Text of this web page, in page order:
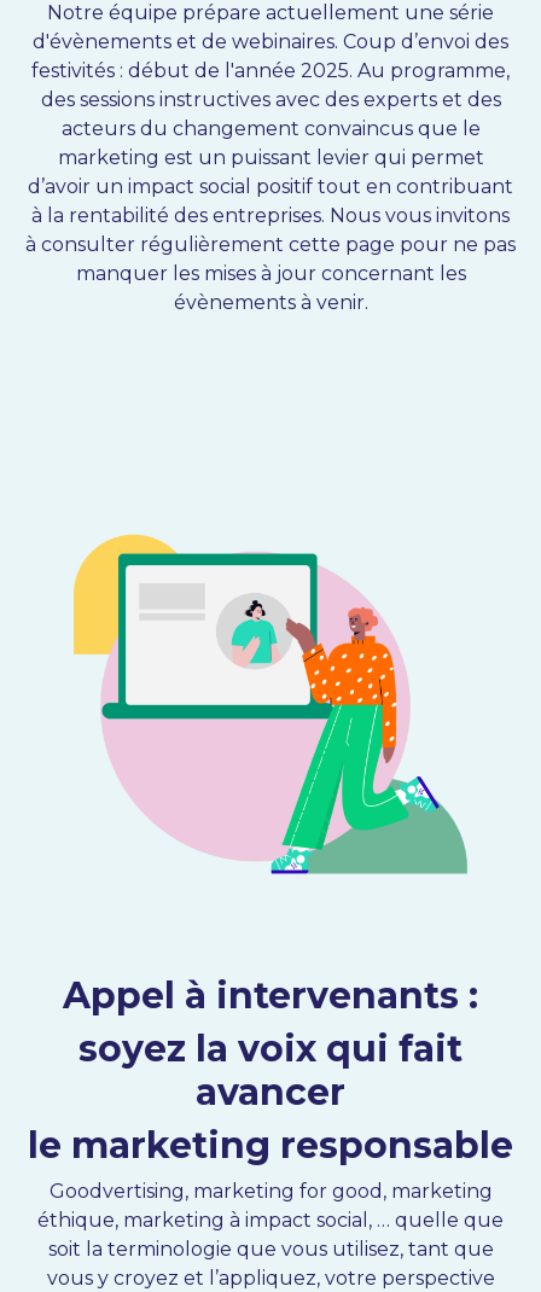
Notre équipe prépare actuellement une série
d'évènements et de webinaires. Coup d’envoi des
festivités : début de l'année 2025. Au programme,
des sessions instructives avec des experts et des
acteurs du changement convaincus que le
marketing est un puissant levier qui permet
d’avoir un impact social positif tout en contribuant
à la rentabilité des entreprises. Nous vous invitons
à consulter régulièrement cette page pour ne pas
manquer les mises à jour concernant les
évènements à venir.
Appel à intervenants :
soyez la voix qui fait
avancer
le marketing responsable
Goodvertising, marketing for good, marketing
éthique, marketing à impact social, … quelle que
soit la terminologie que vous utilisez, tant que
vous y croyez et l’appliquez, votre perspective